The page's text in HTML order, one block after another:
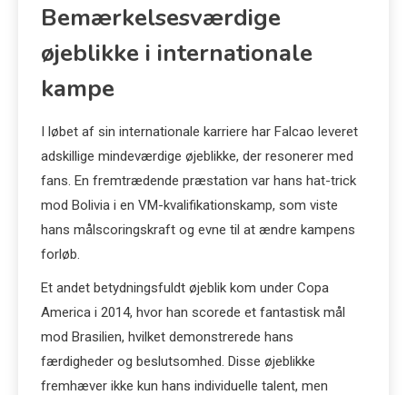
Bemærkelsesværdige
øjeblikke i internationale
kampe
I løbet af sin internationale karriere har Falcao leveret
adskillige mindeværdige øjeblikke, der resonerer med
fans. En fremtrædende præstation var hans hat-trick
mod Bolivia i en VM-kvalifikationskamp, som viste
hans målscoringskraft og evne til at ændre kampens
forløb.
Et andet betydningsfuldt øjeblik kom under Copa
America i 2014, hvor han scorede et fantastisk mål
mod Brasilien, hvilket demonstrerede hans
færdigheder og beslutsomhed. Disse øjeblikke
fremhæver ikke kun hans individuelle talent, men